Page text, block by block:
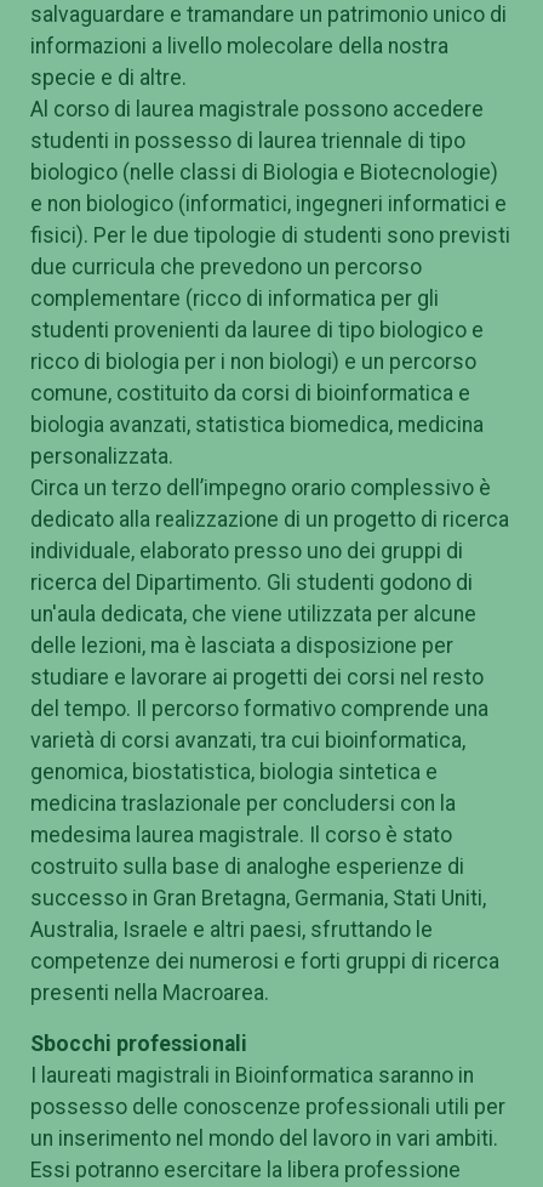
salvaguardare e tramandare un patrimonio unico di
informazioni a livello molecolare della nostra
specie e di altre.
Al corso di laurea magistrale possono accedere
studenti in possesso di laurea triennale di tipo
biologico (nelle classi di Biologia e Biotecnologie)
e non biologico (informatici, ingegneri informatici e
fisici). Per le due tipologie di studenti sono previsti
due curricula che prevedono un percorso
complementare (ricco di informatica per gli
studenti provenienti da lauree di tipo biologico e
ricco di biologia per i non biologi) e un percorso
comune, costituito da corsi di bioinformatica e
biologia avanzati, statistica biomedica, medicina
personalizzata.
Circa un terzo dell’impegno orario complessivo è
dedicato alla realizzazione di un progetto di ricerca
individuale, elaborato presso uno dei gruppi di
ricerca del Dipartimento. Gli studenti godono di
un'aula dedicata, che viene utilizzata per alcune
delle lezioni, ma è lasciata a disposizione per
studiare e lavorare ai progetti dei corsi nel resto
del tempo. Il percorso formativo comprende una
varietà di corsi avanzati, tra cui bioinformatica,
genomica, biostatistica, biologia sintetica e
medicina traslazionale per concludersi con la
medesima laurea magistrale. Il corso è stato
costruito sulla base di analoghe esperienze di
successo in Gran Bretagna, Germania, Stati Uniti,
Australia, Israele e altri paesi, sfruttando le
competenze dei numerosi e forti gruppi di ricerca
presenti nella Macroarea.
Sbocchi professionali
I laureati magistrali in Bioinformatica saranno in
possesso delle conoscenze professionali utili per
un inserimento nel mondo del lavoro in vari ambiti.
Essi potranno esercitare la libera professione